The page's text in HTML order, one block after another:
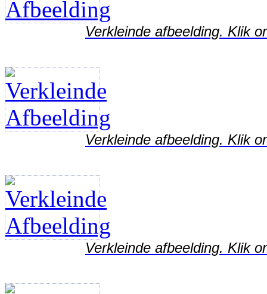
Verkleinde afbeelding. Klik
Verkleinde afbeelding. Klik
Verkleinde afbeelding. Klik